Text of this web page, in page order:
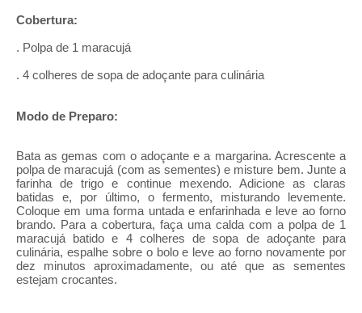
Cobertura:
. Polpa de 1 maracujá
. 4 colheres de sopa de adoçante para culinária
Modo de Preparo:
Bata as gemas com o adoçante e a margarina. Acrescente a
polpa de maracujá (com as sementes) e misture bem. Junte a
farinha de trigo e continue mexendo. Adicione as claras
batidas e, por último, o fermento, misturando levemente.
Coloque em uma forma untada e enfarinhada e leve ao forno
brando. Para a cobertura, faça uma calda com a polpa de 1
maracujá batido e 4 colheres de sopa de adoçante para
culinária, espalhe sobre o bolo e leve ao forno novamente por
dez minutos aproximadamente, ou até que as sementes
estejam crocantes.